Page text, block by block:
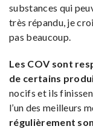
substances qui
très répandu, je
pas beaucoup.
Les COV sont
de certains
nocifs et ils
l’un des meilleurs
régulièrement